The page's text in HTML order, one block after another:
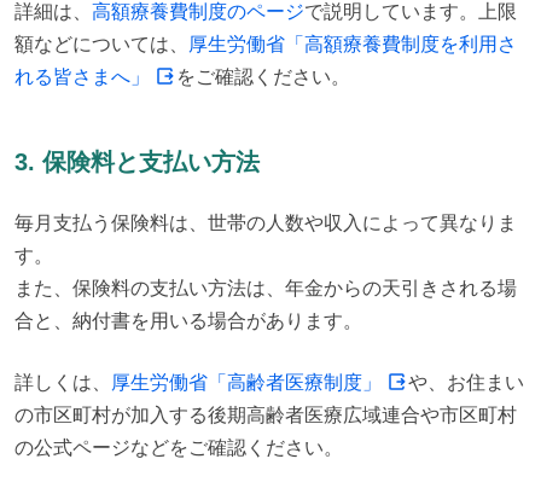
詳細は、 高額療養費制度のページで説明しています。上限
額などについては、
厚生労働省「高額療養費制度を利用さ
れる皆さまへ」
をご確認ください。
3. 保険料と支払い方法
毎月支払う保険料は、世帯の人数や収入によって異なりま
す。
また、保険料の支払い方法は、年金からの天引きされる場
合と、納付書を用いる場合があります。
詳しくは、 厚生労働省「高齢者医療制度」
や、お住まい
の市区町村が加入する後期高齢者医療広域連合や市区町村
の公式ページなどをご確認ください。